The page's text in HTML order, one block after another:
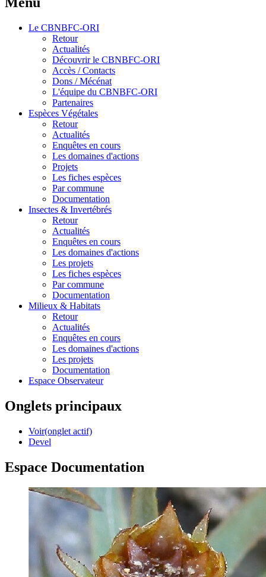
Le CBNBFC-ORI
Retour
Actualités
Découvrir le CBNBFC-ORI
Accès / Contacts
Dons / Mécénat
L'équipe du CBNBFC-ORI
Partenaires
Espèces Végétales
Retour
Actualités
Enquêtes en cours
Les domaines d'actions
Projets
Les fiches espèces
Par commune
Documentation
Insectes & Invertébrés
Retour
Actualités
Enquêtes en cours
Les domaines d'actions
Les projets
Les fiches espèces
Par commune
Documentation
Milieux & Habitats
Retour
Actualités
Enquêtes en cours
Les domaines d'actions
Les projets
Documentation
Espace Observateur
Onglets principaux
Voir(onglet actif)
Devel
Espace Documentation